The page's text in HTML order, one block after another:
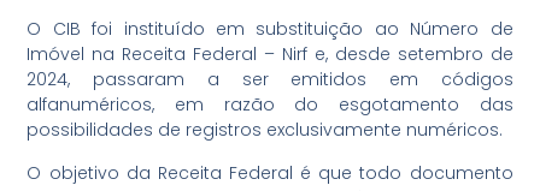
O CIB foi instituído em substituição ao Número de
Imóvel na Receita Federal – Nirf e, desde setembro de
2024, passaram a ser emitidos em códigos
alfanuméricos, em razão do esgotamento das
possibilidades de registros exclusivamente numéricos.
O objetivo da Receita Federal é que todo documento